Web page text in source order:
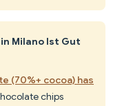
Milano Ist Gut
(70%+ cocoa) has
chips